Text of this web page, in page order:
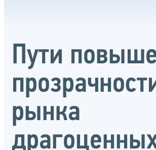
Пути
рынка